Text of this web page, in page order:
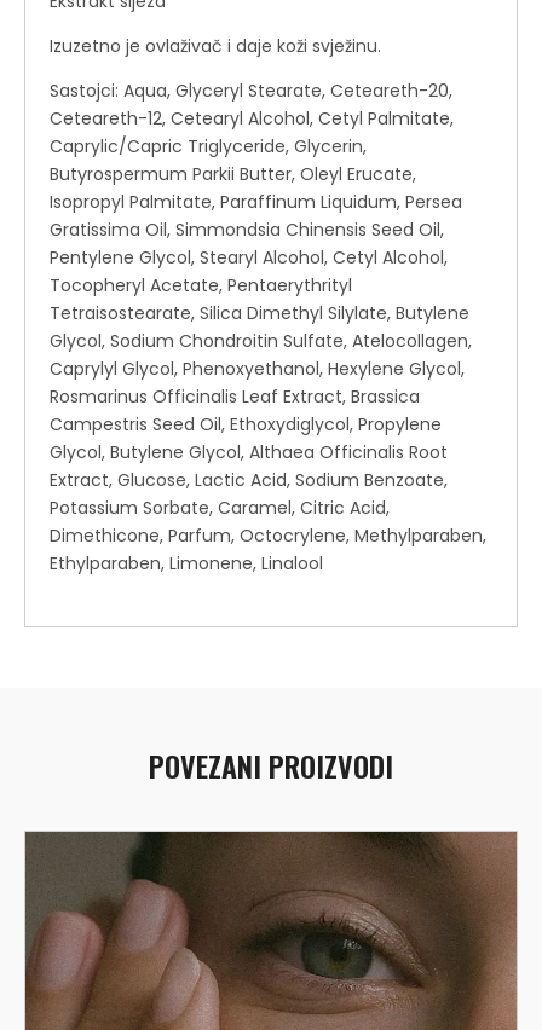
Izuzetno je ovlaživač i daje koži svježinu.
Sastojci: Aqua, Glyceryl Stearate, Ceteareth-20,
Ceteareth-12, Cetearyl Alcohol, Cetyl Palmitate,
Caprylic/Capric Triglyceride, Glycerin,
Butyrospermum Parkii Butter, Oleyl Erucate,
Isopropyl Palmitate, Paraffinum Liquidum, Persea
Gratissima Oil, Simmondsia Chinensis Seed Oil,
Pentylene Glycol, Stearyl Alcohol, Cetyl Alcohol,
Tocopheryl Acetate, Pentaerythrityl
Tetraisostearate, Silica Dimethyl Silylate, Butylene
Glycol, Sodium Chondroitin Sulfate, Atelocollagen,
Caprylyl Glycol, Phenoxyethanol, Hexylene Glycol,
Rosmarinus Officinalis Leaf Extract, Brassica
Campestris Seed Oil, Ethoxydiglycol, Propylene
Glycol, Butylene Glycol, Althaea Officinalis Root
Extract, Glucose, Lactic Acid, Sodium Benzoate,
Potassium Sorbate, Caramel, Citric Acid,
Dimethicone, Parfum, Octocrylene, Methylparaben,
Ethylparaben, Limonene, Linalool
POVEZANI PROIZVODI